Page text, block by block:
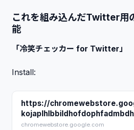
これを組み込んだTwitter用
能
「冷笑チェッカー for Twitter」
Install:
https://
utm_source=item-share-cb
chromewebstore.google.com